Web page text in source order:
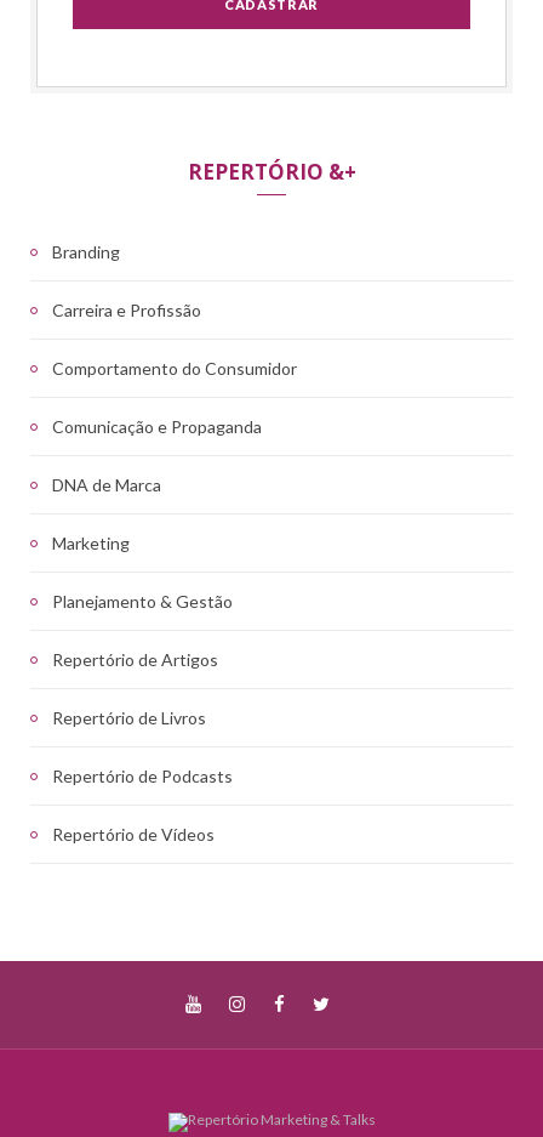
REPERTÓRIO &+
Branding
Carreira e Profissão
Comportamento do Consumidor
Comunicação e Propaganda
DNA de Marca
Marketing
Planejamento & Gestão
Repertório de Artigos
Repertório de Livros
Repertório de Podcasts
Repertório de Vídeos